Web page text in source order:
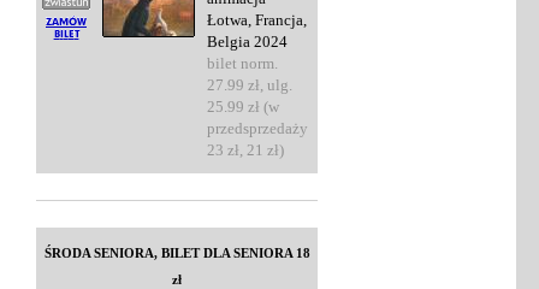
Łotwa, Francja,
Belgia 2024
bilet norm.
27.99 zł, ulg.
25.99 zł (w
przedsprzedaży
23 zł, 21 zł)
ŚRODA SENIORA, BILET DLA SENIORA 18
zł